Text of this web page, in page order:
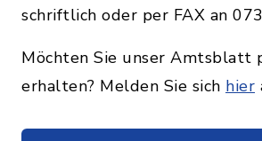
schriftlich oder per FAX an
Möchten Sie unser Amtsblatt
erhalten? Melden Sie sich hier